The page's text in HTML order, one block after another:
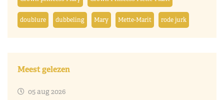
doublure dubbeling Mary Mette-Marit rode jurk
Meest gelezen
05 aug 2026